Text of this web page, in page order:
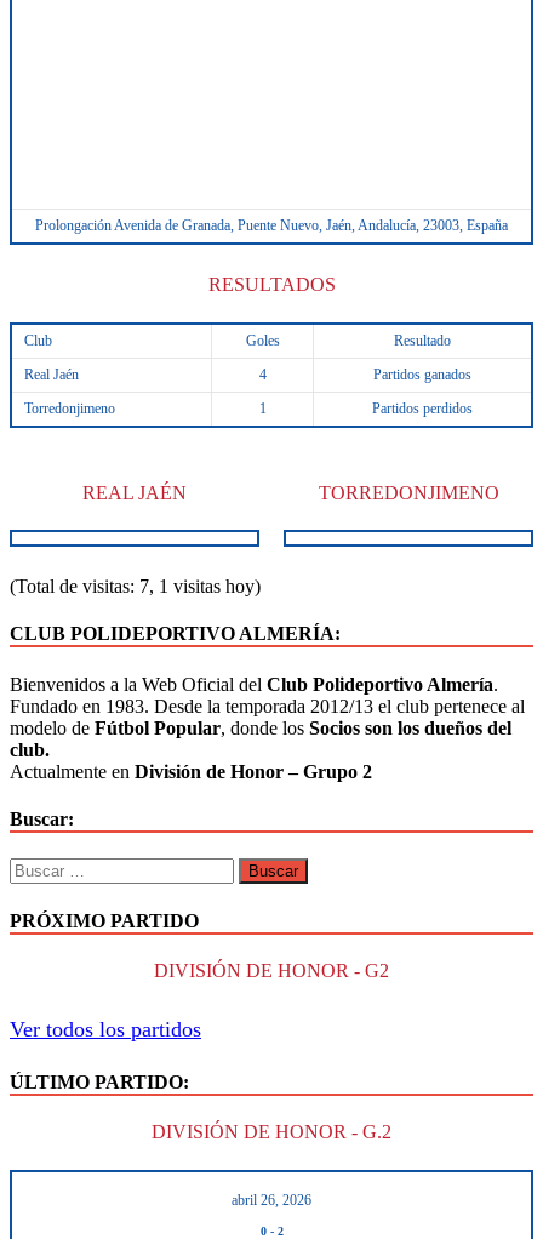
Prolongación Avenida de Granada, Puente Nuevo, Jaén, Andalucía, 23003, España
RESULTADOS
Club Goles Resultado
Real Jaén 4 Partidos ganados
Torredonjimeno 1 Partidos perdidos
REAL JAÉN TORREDONJIMENO
(Total de visitas: 7, 1 visitas hoy)
CLUB POLIDEPORTIVO ALMERÍA:
Bienvenidos a la Web Oficial del Club Polideportivo Almería.
Fundado en 1983. Desde la temporada 2012/13 el club pertenece al
modelo de Fútbol Popular, donde los Socios son los dueños del
club.
Actualmente en División de Honor – Grupo 2
Buscar:
PRÓXIMO PARTIDO
DIVISIÓN DE HONOR - G2
Ver todos los partidos
ÚLTIMO PARTIDO:
DIVISIÓN DE HONOR - G.2
abril 26, 2026
0- 2